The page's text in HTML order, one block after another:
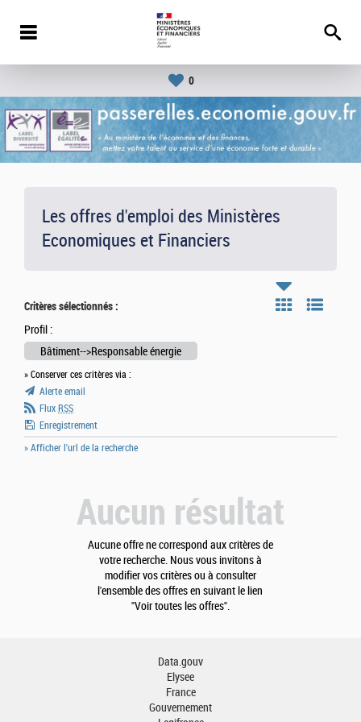
0
Les offres d'emploi des Ministères
Economiques et Financiers
Critères sélectionnés :
Profil :
Bâtiment-->Responsable énergie
» Conserver ces critères via :
Alerte email
Flux RSS
Enregistrement
» Afficher l'url de la recherche
Aucun résultat
Aucune offre ne correspond aux critères de
votre recherche. Nous vous invitons à
modifier vos critères ou à consulter
l'ensemble des offres en suivant le lien
"Voir toutes les offres".
Data.gouv
Elysee
France
Gouvernement